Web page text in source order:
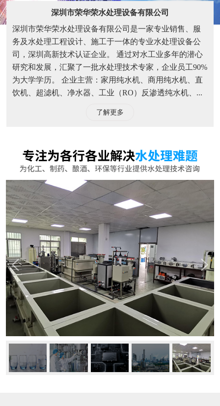
深圳市荣华荣水处理设备有限公司
深圳市荣华荣水处理设备有限公司是一家专业销售、服
务及水处理工程设计、施工于一体的专业水处理设备公
司，深圳高新技术认证企业。 通过对水工业多年的潜心
研究和发展，汇聚了一批水处理技术专家，企业员工90%
为大学学历。 企业主营：家用纯水机、商用纯水机、直
饮机、超滤机、净水器、工业（RO）反渗透纯水机、...
了解更多